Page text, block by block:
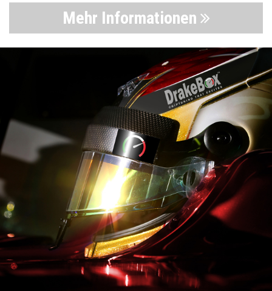
Mehr Informationen